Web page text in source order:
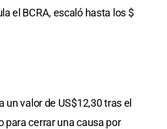
el BCRA, escaló hasta los $
un valor de US$12,30 tras el
para cerrar una causa por